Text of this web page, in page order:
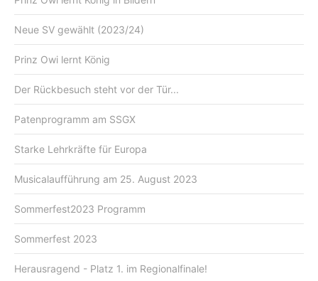
Neue SV gewählt (2023/24)
Prinz Owi lernt König
Der Rückbesuch steht vor der Tür...
Patenprogramm am SSGX
Starke Lehrkräfte für Europa
Musicalaufführung am 25. August 2023
Sommerfest2023 Programm
Sommerfest 2023
Herausragend - Platz 1. im Regionalfinale!